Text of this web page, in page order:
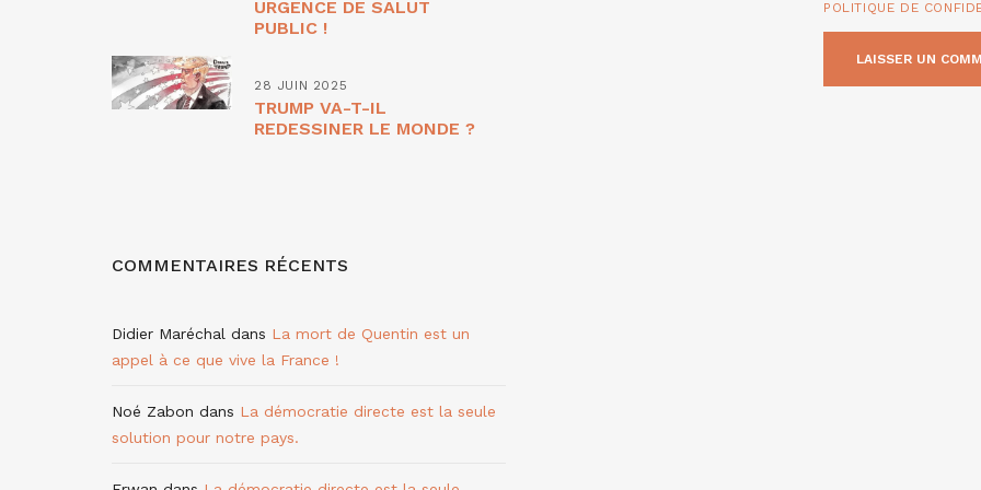
POLITIQUE DE
URGENCE DE SALUT
PUBLIC !
28 JUIN 2025
TRUMP VA-T-IL
REDESSINER LE MONDE ?
COMMENTAIRES RÉCENTS
Didier Maréchal dans La mort de Quentin est un
appel à ce que vive la France !
Noé Zabon dans La démocratie directe est la seule
solution pour notre pays.